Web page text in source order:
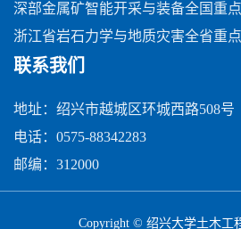
深部金属矿智能开采与装备全国重
浙江省岩石力学与地质灾害全省重
联系我们
地址：绍兴市越城区环城西路508号
电话：0575-88342283
邮编：312000
Copyright © 绍兴大学土木工